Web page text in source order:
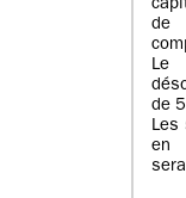
de
Le
de
Les
en